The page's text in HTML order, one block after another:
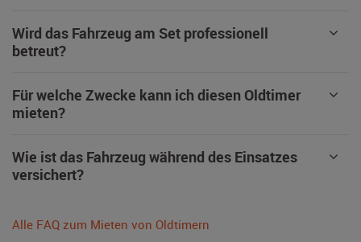
Wird das Fahrzeug am Set professionell
betreut?
Für welche Zwecke kann ich diesen Oldtimer
mieten?
Wie ist das Fahrzeug während des Einsatzes
versichert?
Alle FAQ zum Mieten von Oldtimern